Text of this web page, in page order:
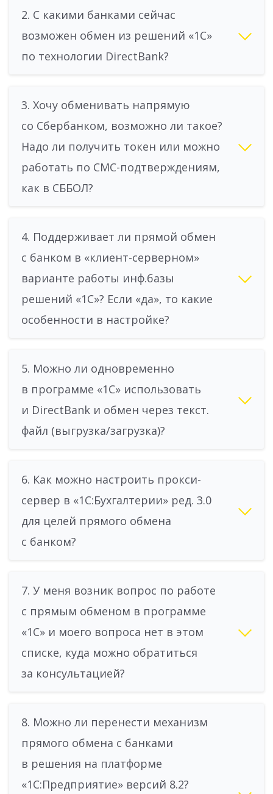
2. С какими банками сейчас
возможен обмен из решений «1С»
по технологии DirectBank?
3. Хочу обменивать напрямую
со Сбербанком, возможно ли такое?
Надо ли получить токен или можно
работать по СМС-подтверждениям,
как в СББОЛ?
4. Поддерживает ли прямой обмен
с банком в «клиент-серверном»
варианте работы инф.базы
решений «1С»? Если «да», то какие
особенности в настройке?
5. Можно ли одновременно
в программе «1С» использовать
и DirectBank и обмен через текст.
файл (выгрузка/загрузка)?
6. Как можно настроить прокси-
сервер в «1С:Бухгалтерии» ред. 3.0
для целей прямого обмена
с банком?
7. У меня возник вопрос по работе
с прямым обменом в программе
«1С» и моего вопроса нет в этом
списке, куда можно обратиться
за консультацией?
8. Можно ли перенести механизм
прямого обмена с банками
в решения на платформе
«1С:Предприятие» версий 8.2?